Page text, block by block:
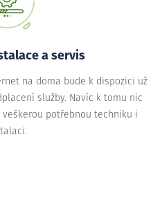
a servis
na doma bude k dispozici už
služby. Navíc k tomu nic
potřebnou techniku i